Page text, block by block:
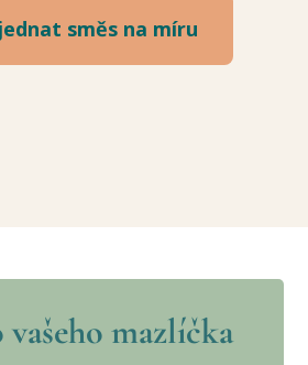
směs na míru
mazlíčka